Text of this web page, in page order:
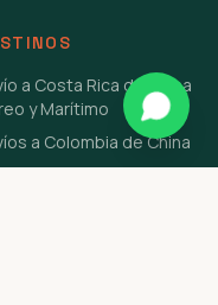
a Costa Rica de China
y Marítimo
a Colombia de China